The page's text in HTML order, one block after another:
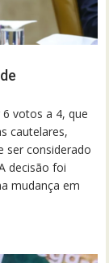
6 votos a 4, que
cautelares,
ser considerado
decisão foi
mudança em